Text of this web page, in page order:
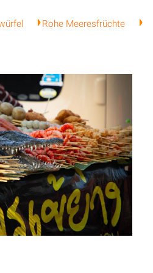
Rohe Meeresfrüchte